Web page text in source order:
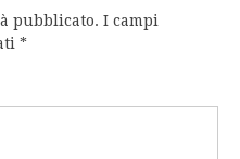
pubblicato. I campi
*